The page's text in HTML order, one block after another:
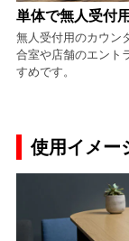
単体で無人受付
無人受付用のカウン
合室や店舗のエント
すめです。
使用イメー